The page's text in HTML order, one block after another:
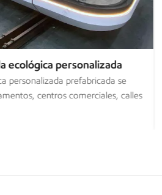
ecológica personalizada
con balcón
personalizada prefabricada se
centros comerciales, calles
usar para vivir o comprar.